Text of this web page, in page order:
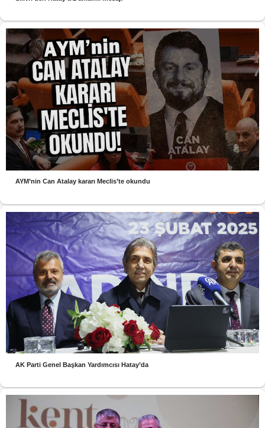
AYM’nin Can Atalay kararı Meclis’te okundu
AK Parti Genel Başkan Yardımcısı Hatay’da